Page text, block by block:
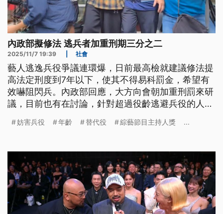
內政部擬修法 逃兵者加重刑期三分之二
2025/11/7 19:39 社會
藝人逃逸兵役爭議連環爆，日前最高檢就建議修法提
高法定刑度到7年以下，使其不得易科罰金，希望有
效嚇阻閃兵。內政部回應，大方向會朝加重刑罰來研
議，目前也有在討論，針對超過役齡逃避兵役的人可
的常備兵役，或許也能考慮服替代役。
妨害兵役 年齡 替代役 綜藝節目主持人獎 ...